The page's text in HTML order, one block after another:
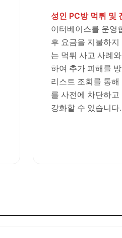
성인 PC방 먹튀 및
이터베이스를 운영
후 요금을 지불하
는 먹튀 사고 사례
하여 추가 피해를
리스트 조회를 통해
를 사전에 차단하고
강화할 수 있습니다.